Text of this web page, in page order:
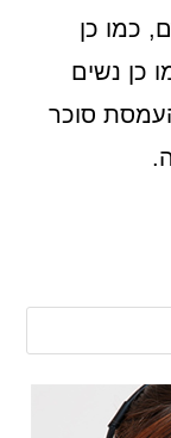
כמו כן
כן נשים
סוכר